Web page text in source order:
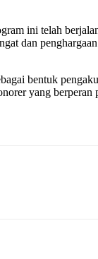
ini telah
dan
bentuk
yang berperan